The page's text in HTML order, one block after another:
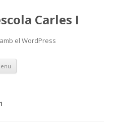
Carles I
el WordPress
Skip
content